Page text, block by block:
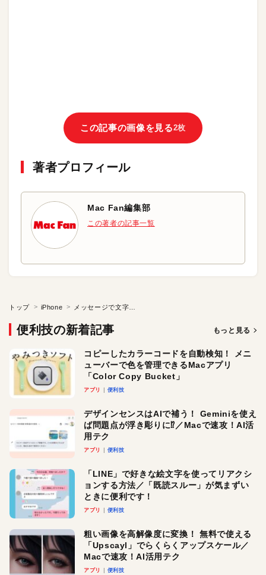
この記事の画像を見る2枚
著者プロフィール
Mac Fan編集部
この著者の記事一覧
トップ iPhone
便利技の新着記事 もっと見る
コピーしたカラーコードを自動検知！ メニ
ューバーで色を管理できるMacアプリ
「Color Copy Bucket」
アプリ 便利技
デザインセンスはAIで補う！ Geminiを使え
ば問題点が浮き彫りに⁉︎／Macで速攻！AI活
用テク
アプリ 便利技
「LINE」で好きな絵文字を使ってリアクシ
ョンする方法／「既読スルー」が気まずい
ときに便利です！
アプリ 便利技
粗い画像を高解像度に変換！ 無料で使える
「Upscayl」でらくらくアップスケール／
Macで速攻！AI活用テク
アプリ 便利技